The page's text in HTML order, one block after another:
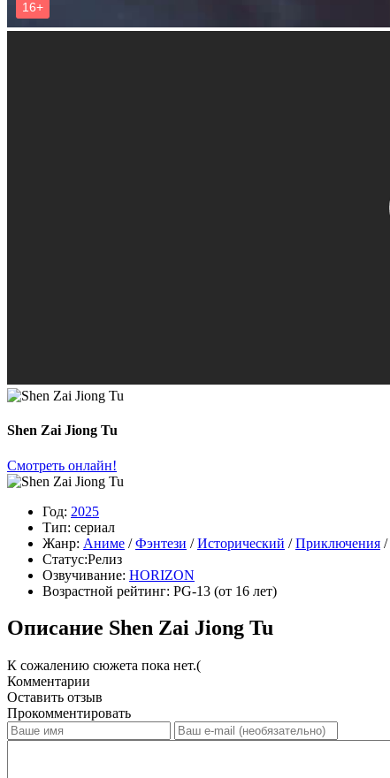
Shen Zai Jiong Tu
Смотреть онлайн!
Год: 2025
Тип: сериал
Жанр: Аниме /Фэнтези /Исторический /Приключения /
Статус:Релиз
Озвучивание: HORIZON
Возрастной рейтинг: PG-13 (от 16 лет)
Описание Shen Zai Jiong Tu
К сожалению сюжета пока нет.(
Комментарии
Оставить отзыв
Прокомментировать